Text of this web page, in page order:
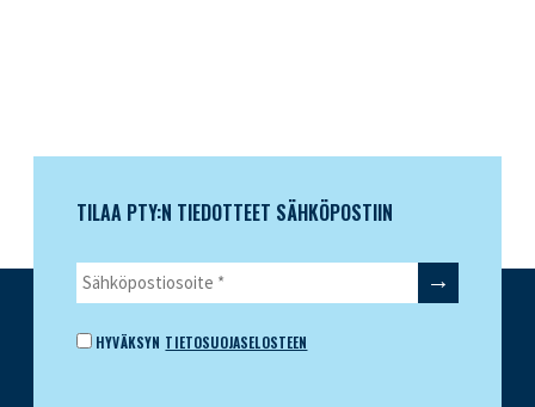
TILAA PTY:N TIEDOTTEET SÄHKÖPOSTIIN
HYVÄKSYN TIETOSUOJASELOSTEEN